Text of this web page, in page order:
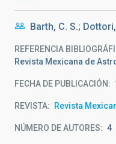
Barth, C. S.;
REFERENCIA
Revista Mexicana de
FECHA DE PUBLICACIÓN:
REVISTA Revista
NÚMERO DE AUTORES 4